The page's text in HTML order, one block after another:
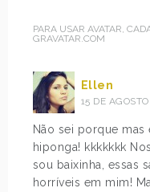
PARA USAR AVATAR,
GRAVATAR.COM
Ellen
15 DE
Não sei porque
hiponga! kkkkkkk
sou baixinha, essas
horríveis em mim!